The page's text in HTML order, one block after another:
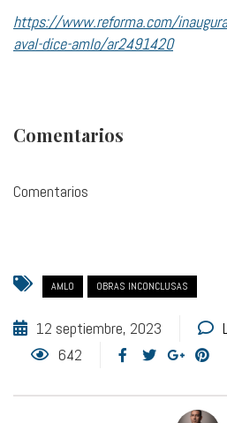
https://www.reforma.com/
aval-dice-amlo/ar2491420
Comentarios
Comentarios
AMLO OBRAS INCONCLUSAS
12 septiembre, 2023
642